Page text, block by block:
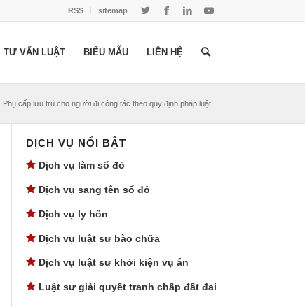
RSS sitemap
TƯ VẤN LUẬT BIỂU MẪU LIÊN HỆ
Phụ cấp lưu trú cho người đi công tác theo quy định pháp luật...
DỊCH VỤ NỔI BẬT
Dịch vụ làm sổ đỏ
Dịch vụ sang tên sổ đỏ
Dịch vụ ly hôn
Dịch vụ luật sư bào chữa
Dịch vụ luật sư khởi kiện vụ án
Luật sư giải quyết tranh chấp đất đai